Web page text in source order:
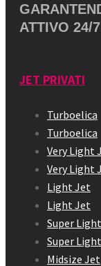
ATTIVO 24/
JET PRIVATI
Turboelica
Turboelica
Very Light
Very Light
Light Jet
Light Jet
Super
Super
Midsize Jet